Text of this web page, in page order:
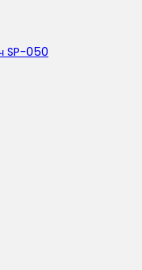
SP-050